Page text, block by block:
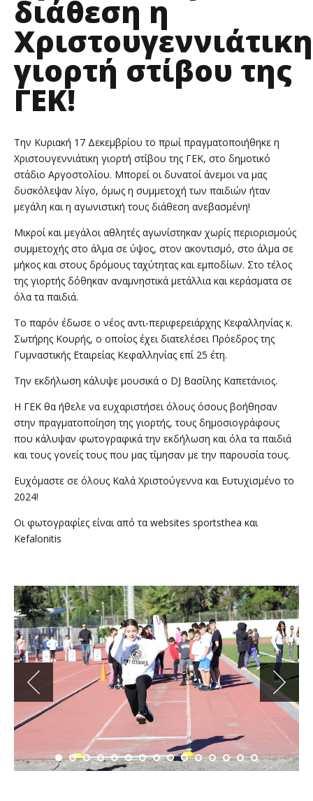
διάθεση η
Χριστουγεννιάτικη
γιορτή στίβου της
ΓΕΚ!
Την Κυριακή 17 Δεκεμβρίου το πρωί πραγματοποιήθηκε η
Χριστουγεννιάτικη γιορτή στίβου της ΓΕΚ, στο δημοτικό
στάδιο Αργοστολίου. Μπορεί οι δυνατοί άνεμοι να μας
δυσκόλεψαν λίγο, όμως η συμμετοχή των παιδιών ήταν
μεγάλη και η αγωνιστική τους διάθεση ανεβασμένη!
Μικροί και μεγάλοι αθλητές αγωνίστηκαν χωρίς περιορισμούς
συμμετοχής στο άλμα σε ύψος, στον ακοντισμό, στο άλμα σε
μήκος και στους δρόμους ταχύτητας και εμποδίων. Στο τέλος
της γιορτής δόθηκαν αναμνηστικά μετάλλια και κεράσματα σε
όλα τα παιδιά.
Το παρόν έδωσε ο νέος αντι-περιφερειάρχης Κεφαλληνίας κ.
Σωτήρης Κουρής, ο οποίος έχει διατελέσει Πρόεδρος της
Γυμναστικής Εταιρείας Κεφαλληνίας επί 25 έτη.
Την εκδήλωση κάλυψε μουσικά ο DJ Βασίλης Καπετάνιος.
Η ΓΕΚ θα ήθελε να ευχαριστήσει όλους όσους βοήθησαν
στην πραγματοποίηση της γιορτής, τους δημοσιογράφους
που κάλυψαν φωτογραφικά την εκδήλωση και όλα τα παιδιά
και τους γονείς τους που μας τίμησαν με την παρουσία τους.
Ευχόμαστε σε όλους Καλά Χριστούγεννα και Ευτυχισμένο το
2024!
Οι φωτογραφίες είναι από τα websites sportsthea και
Kefalonitis